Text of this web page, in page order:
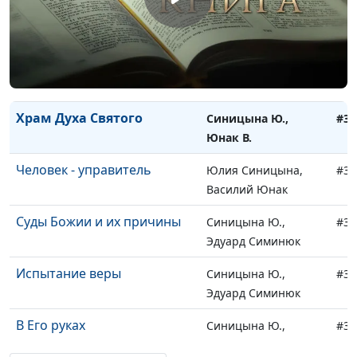
Раб Божий
Синицына Ю., Юнак
В.
Верный управитель
Синицына Ю., Юнак
В.
Храм Духа Святого
Синицына Ю.,
Юнак В.
Человек - управитель
Юлия Синицына,
Василий Юнак
Суды Божии и их причины
Синицына Ю.,
Эдуард Симинюк
Испытание веры
Синицына Ю.,
Эдуард Симинюк
В Его руках
Синицына Ю.,